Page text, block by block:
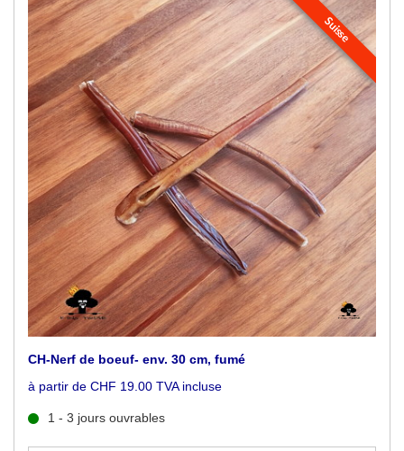
Suisse
CH-Nerf de boeuf- env. 30 cm, fumé
à partir de CHF 19.00 TVA incluse
1 - 3 jours ouvrables